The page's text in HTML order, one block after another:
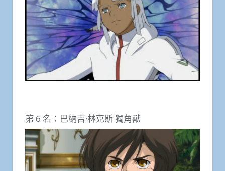
第 6 名：巴納吉·林克斯 獨角獸